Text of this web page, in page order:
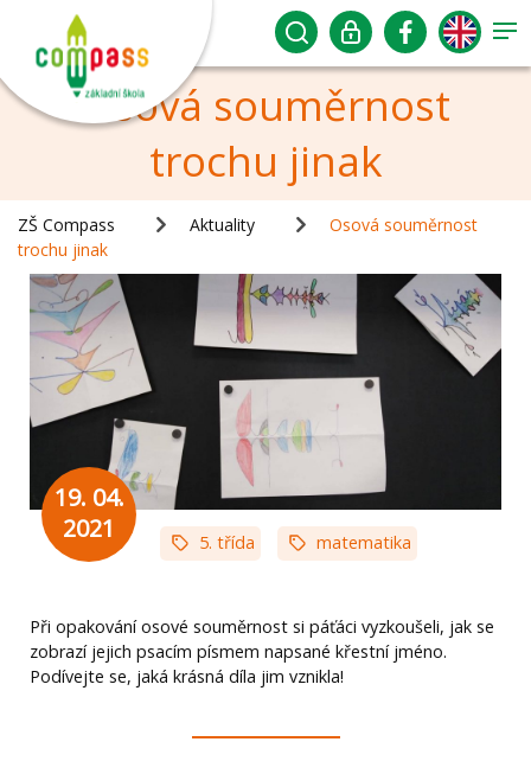
Osová souměrnost
trochu jinak
ZŠ Compass Aktuality
Osová souměrnost
trochu jinak
19. 04.
2021
5. třída matematika
Při opakování osové souměrnost si páťáci vyzkoušeli, jak se
zobrazí jejich psacím písmem napsané křestní jméno.
Podívejte se, jaká krásná díla jim vznikla!